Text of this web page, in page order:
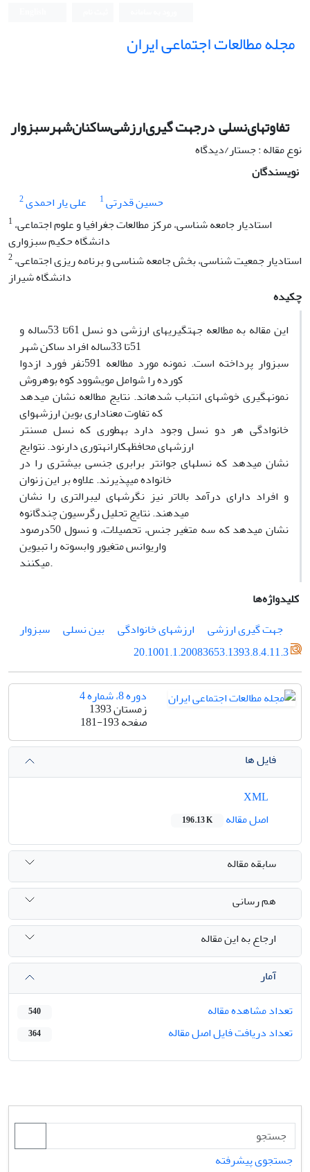
مجله مطالعات اجتماعی ایران
نوع مقاله : جستار/دیدگاه
نویسندگان
حسین قدرتی1 علی یار احمدی2
1
دانشگاه حکیم سبزواری
2
دانشگاه شیراز
چکیده
این مقاله به مطالعه جهتگیریهای ارزشی دو نسل 61تا 53ساله و
51تا 33ساله افراد ساکن شهر
سبزوار پرداخته است. نمونه مورد مطالعه 591نفر فورد ازدوا
کورده را شوامل مویشوود کوه بوهروش
نمونهگیری خوشهای انتباب شدهاند. نتایج مطالعه نشان میدهد
که تفاوت معناداری بوین ارزشهوای
خانوادگی هر دو نسل وجود دارد بهطوری که نسل مسنتر
ارزشهای محافظهکارانهتوری دارنود. نتوایج
نشان میدهد که نسلهای جوانتر برابری جنسی بیشتری را در
خانواده میپذیرند. علاوه بر این زنوان
و افراد دارای درآمد بالاتر نیز نگرشهای لیبرالتری را نشان
میدهند. نتایج تحلیل رگرسیون چندگانوه
نشان میدهد که سه متغیر جنس، تحصیلات، و نسول 50درصود
واریوانس متغیور وابسوته را تبیوین
میکنند.
کلیدواژه‌ها
جهت گیری ارزشی
ارزشهای خانوادگی بین نسلی
سبزوار
20.1001.1.20083653.1393.8.4.11.3
دوره 8، شماره 4
زمستان 1393
صفحه181-193
فایل ها
اصل مقاله
196.13 K
سابقه مقاله
هم رسانی
ارجاع به این مقاله
آمار
تعداد مشاهده مقاله
540
تعداد دریافت فایل اصل مقاله 364
جستجوی پیشرفته